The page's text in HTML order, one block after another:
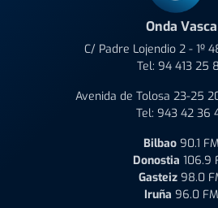
Onda Vasca
C/ Padre Lojendio 2 - 1º
Tel: 94 413 25
Avenida de Tolosa 23-25
Tel: 943 42 36
Bilbao 90.1 FM
Donostia 106.9
Gasteiz 98.0
Iruña 96.0 FM